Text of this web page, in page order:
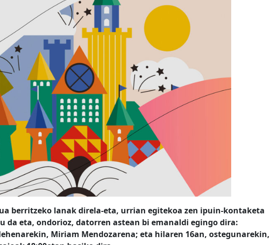
berritzeko lanak direla-eta, urrian egitekoa zen ipuin-kontaketa
da eta, ondorioz, datorren astean bi emanaldi egingo dira:
Miriam Mendozarena; eta hilaren 16an, ostegunarekin,